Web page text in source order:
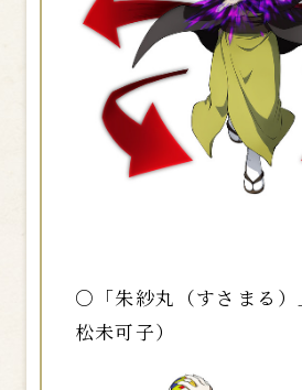
○「朱紗丸（すさまる）
松未可子）